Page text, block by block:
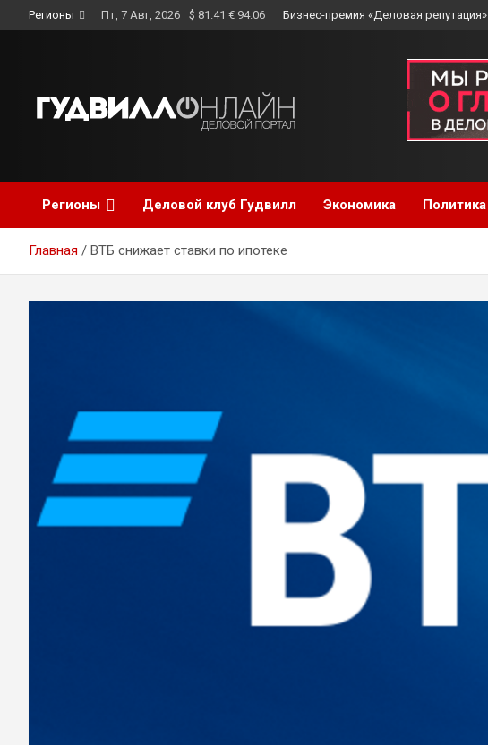
to
Регионы Пт, 7 Авг, 2026 $ 81.41 € 94.06 Бизнес-премия «Деловая репутация»
Регионы Деловой клуб Гудвилл Экономика Политика
Главная ВТБ снижает ставки по ипотеке